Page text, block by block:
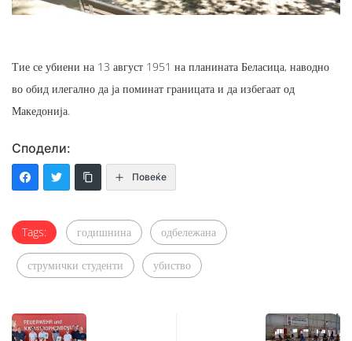
Тие се убиени на 13 август 1951 на планината Беласица, наводно
во обид илегално да ја поминат границата и да избегаат од
Македонија.
Сподели:
Повеќе
Tags: годишнина одбележана
струмички студенти убиство